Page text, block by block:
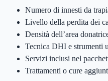
Numero di innesti da
Livello della perdita dei
Densità dell’area
Tecnica DHI e strumenti
Servizi inclusi nel
Trattamenti o cure